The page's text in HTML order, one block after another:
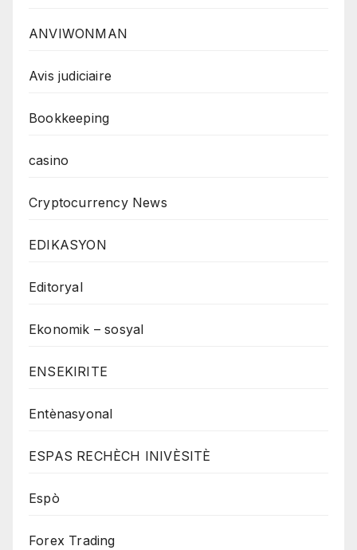
ANVIWONMAN
Avis judiciaire
Bookkeeping
casino
Cryptocurrency News
EDIKASYON
Editoryal
Ekonomik – sosyal
ENSEKIRITE
Entènasyonal
ESPAS RECHÈCH INIVÈSITÈ
Espò
Forex Trading